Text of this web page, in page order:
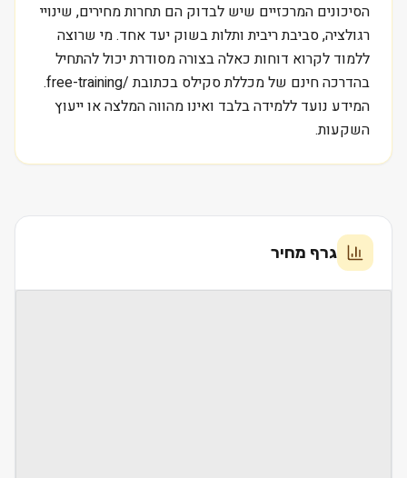
הסיכונים המרכזיים שיש לבדוק הם תחרות מחירים, שינויי
רגולציה, סביבת ריבית ותלות בשוק יעד אחד. מי שרוצה
ללמוד לקרוא דוחות כאלה בצורה מסודרת יכול להתחיל
בהדרכה חינם של מכללת סקילס בכתובת /free-training.
המידע נועד ללמידה בלבד ואינו מהווה המלצה או ייעוץ
השקעות.
גרף מחיר